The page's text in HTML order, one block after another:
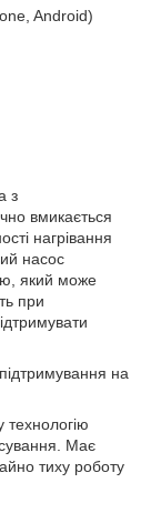
Android)
з
вмикається
нагрівання
насос
який може
при
на
технологію
Має
тиху роботу